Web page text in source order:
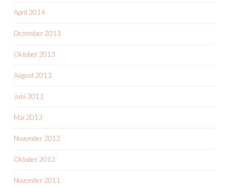
April 2014
Dezember 2013
Oktober 2013
August 2013
Juni 2013
Mai 2013
November 2012
Oktober 2012
November 2011